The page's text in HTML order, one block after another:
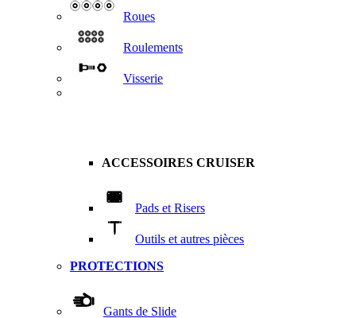
Roues
Roulements
Visserie
ACCESSOIRES CRUISER
Pads et Risers
Outils et autres pièces
PROTECTIONS
Gants de Slide